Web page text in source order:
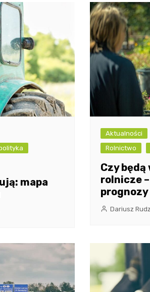
mapa
Aktualności
Rolnictwo
Czy
rolnicze
prognozy
Dariusz